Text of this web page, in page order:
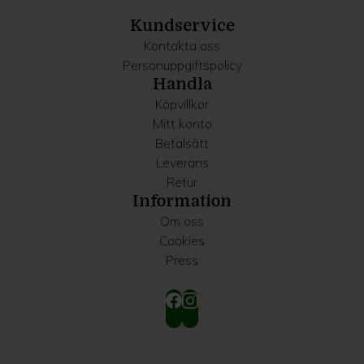
Kundservice
Kontakta oss
Personuppgiftspolicy
Handla
Köpvillkor
Mitt konto
Betalsätt
Leverans
Retur
Information
Om oss
Cookies
Press